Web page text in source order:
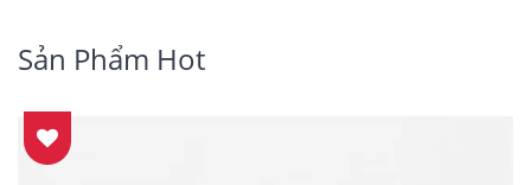
Sản Phẩm Hot